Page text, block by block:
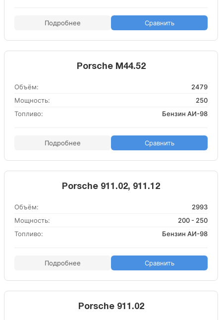
Подробнее Сравнить
Porsche M44.52
Объём:
2479
Мощность:
250
Топливо:
Бензин АИ-98
Подробнее Сравнить
Porsche 911.02, 911.12
Объём:
2993
Мощность:
200 - 250
Топливо:
Бензин АИ-98
Подробнее Сравнить
Porsche 911.02